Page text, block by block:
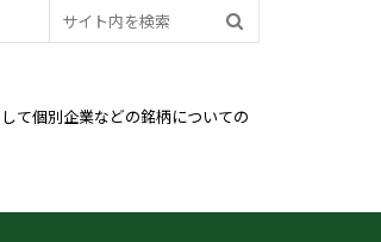
て個別企業などの銘柄についての